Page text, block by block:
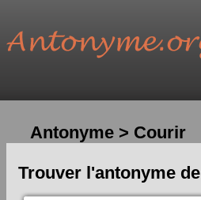
Antonyme > Courir
Trouver l'antonyme de